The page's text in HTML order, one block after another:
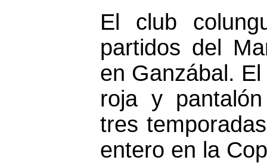
El club
partidos del
en Ganzábal.
roja y
tres
entero en la